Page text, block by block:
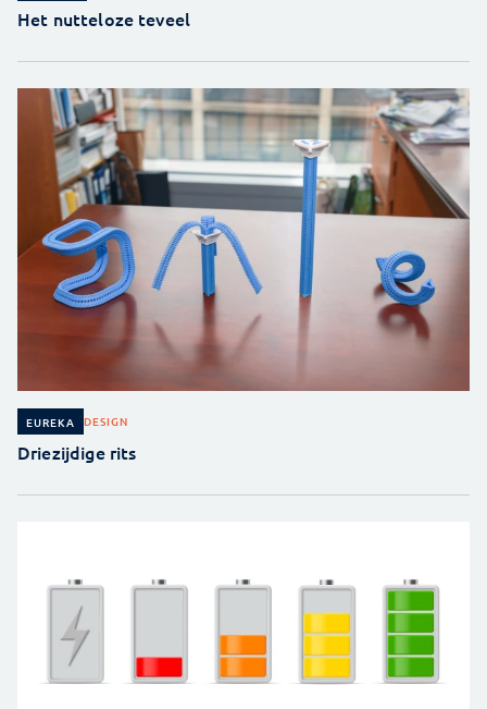
Het nutteloze teveel
EUREKA DESIGN
Driezijdige rits